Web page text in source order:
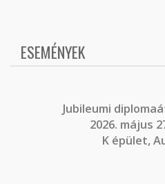
ESEMÉNYEK
Jubileumi
2026. május
K épület,